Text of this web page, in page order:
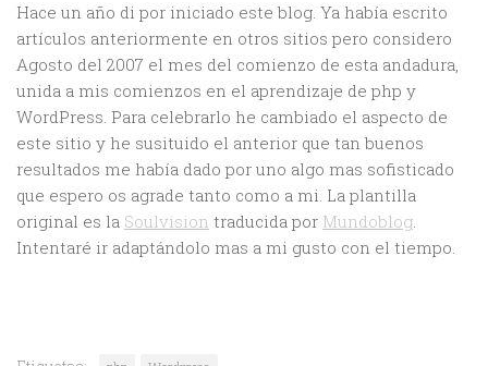
Hace un año di por iniciado este blog. Ya había escrito
artículos anteriormente en otros sitios pero considero
Agosto del 2007 el mes del comienzo de esta andadura,
unida a mis comienzos en el aprendizaje de php y
WordPress. Para celebrarlo he cambiado el aspecto de
este sitio y he susituido el anterior que tan buenos
resultados me había dado por uno algo mas sofisticado
que espero os agrade tanto como a mi. La plantilla
original es la Soulvision traducida por Mundoblog.
Intentaré ir adaptándolo mas a mi gusto con el tiempo.